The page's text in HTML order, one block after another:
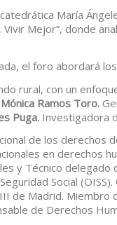
María
Vivir Mejor”, donde
el foro abordará
rural, con un
Mónica Ramos Toro.
Puga. Investigadora
de los
en derechos
y Técnico delegado
Social (OISS).
de Madrid. Miembro
de Derechos